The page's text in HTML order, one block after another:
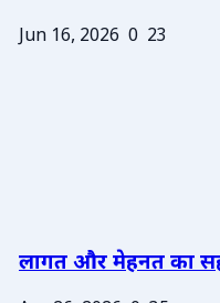
Jun 16, 2026 0 23
लागत और मेहनत का